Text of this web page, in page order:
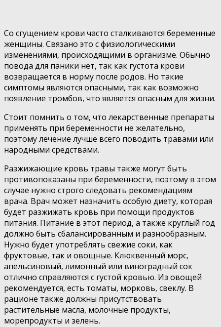
Со сгущением крови часто сталкиваются беременные
женщины. Связано это с физиологическими
изменениями, происходящими в организме. Обычно
повода для паники нет, так как густота крови
возвращается в норму после родов. Но такие
симптомы являются опасными, так как возможно
появление тромбов, что является опасным для жизни.
Стоит помнить о том, что лекарственные препараты
применять при беременности не желательно,
поэтому лечение лучше всего поводить травами или
народными средствами.
Разжижающие кровь травы также могут быть
противопоказаны при беременности, поэтому в этом
случае нужно строго следовать рекомендациям
врача. Врач может назначить особую диету, которая
будет разжижать кровь при помощи продуктов
питания. Питание в этот период, а также круглый год
должно быть сбалансированным и разнообразным.
Нужно будет употреблять свежие соки, как
фруктовые, так и овощные. Клюквенный морс,
апельсиновый, лимонный или виноградный сок
отлично справляются с густой кровью. Из овощей
рекомендуется, есть томаты, морковь, свеклу. В
рационе также должны присутствовать
растительные масла, молочные продукты,
морепродукты и зелень.